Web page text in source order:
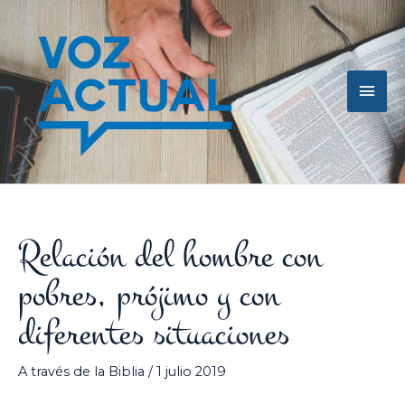
contenido
Relación del hombre con
pobres, prójimo y con
diferentes situaciones
A través de la Biblia /1 julio 2019